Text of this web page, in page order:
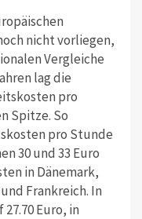
nicht vorliegen,
Vergleiche
lag die
pro
Spitze. So
pro Stunde
30 und 33 Euro
in Dänemark,
Frankreich. In
Euro, in